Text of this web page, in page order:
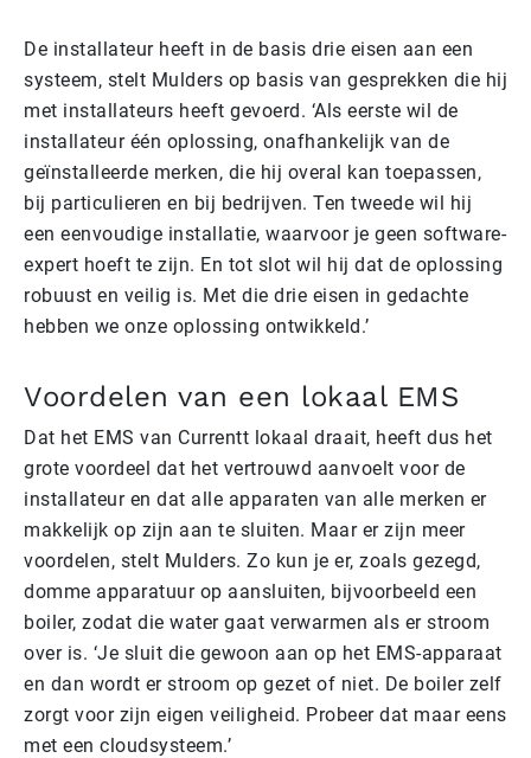
De installateur heeft in de basis drie eisen aan een
systeem, stelt Mulders op basis van gesprekken die hij
met installateurs heeft gevoerd. ‘Als eerste wil de
installateur één oplossing, onafhankelijk van de
geïnstalleerde merken, die hij overal kan toepassen,
bij particulieren en bij bedrijven. Ten tweede wil hij
een eenvoudige installatie, waarvoor je geen software-
expert hoeft te zijn. En tot slot wil hij dat de oplossing
robuust en veilig is. Met die drie eisen in gedachte
hebben we onze oplossing ontwikkeld.’
Voordelen van een lokaal EMS
Dat het EMS van Currentt lokaal draait, heeft dus het
grote voordeel dat het vertrouwd aanvoelt voor de
installateur en dat alle apparaten van alle merken er
makkelijk op zijn aan te sluiten. Maar er zijn meer
voordelen, stelt Mulders. Zo kun je er, zoals gezegd,
domme apparatuur op aansluiten, bijvoorbeeld een
boiler, zodat die water gaat verwarmen als er stroom
over is. ‘Je sluit die gewoon aan op het EMS-apparaat
en dan wordt er stroom op gezet of niet. De boiler zelf
zorgt voor zijn eigen veiligheid. Probeer dat maar eens
met een cloudsysteem.’